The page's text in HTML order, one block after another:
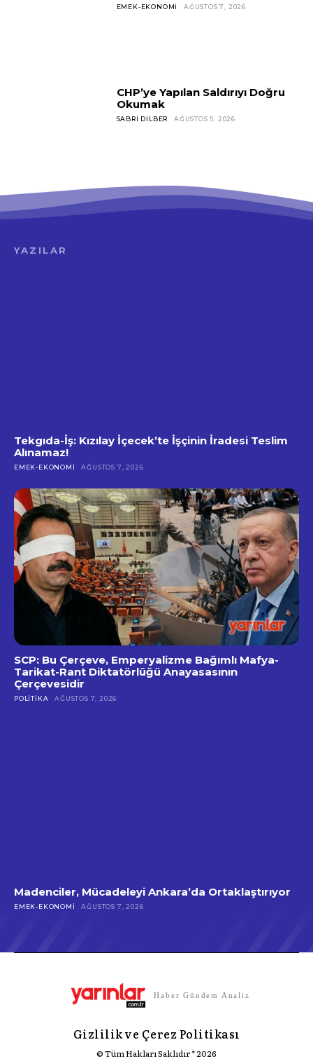
EMEK-EKONOMI AĞUSTOS 7, 2026
CHP’ye Yapılan Saldırıyı Doğru
Okumak
SABRI DILBER AĞUSTOS 5, 2026
YAZILAR
Tekgıda-İş: Kızılay İçecek’te İşçinin İradesi Teslim
Alınamaz!
EMEK-EKONOMI AĞUSTOS 7, 2026
SCP: Bu Çerçeve, Emperyalizme Bağımlı Mafya-
Tarikat-Rant Diktatörlüğü Anayasasının
Çerçevesidir
POLITIKA AĞUSTOS 7, 2026
Madenciler, Mücadeleyi Ankara’da Ortaklaştırıyor
EMEK-EKONOMI AĞUSTOS 7, 2026
Haber Gündem Analiz
Gizlilik ve Çerez Politikası
© Tüm Hakları Saklıdır * 2026